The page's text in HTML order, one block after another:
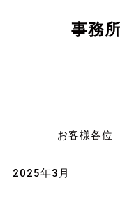
事務
お客様各位
2025年3月